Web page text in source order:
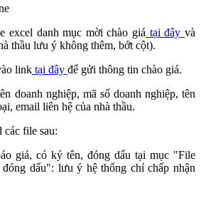
excel danh mục mời chào giá tại đây và
thầu lưu ý không thêm, bớt cột).
link tại đây để gửi thông tin chào giá.
doanh nghiệp, mã số doanh nghiệp, tên
email liên hệ của nhà thầu.
các file sau:
giá, có ký tên, đóng dấu tại mục "File
dấu": lưu ý hệ thống chỉ chấp nhận